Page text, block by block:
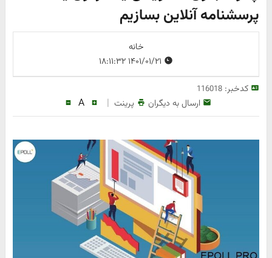
پرسشنامه آنلاین بسازیم
خانه
کدخبر:116018
ارسال به دیگران پرینت |
A